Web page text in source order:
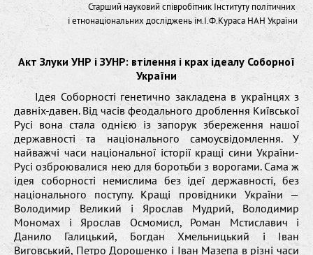
Старший науковий співробітник Інституту політичних
і етнонаціональних досліджень ім.І.Ф.Кураса НАН України
Акт Злуки УНР і ЗУНР: втілення і крах ідеалу Соборної
України
Iдея Соборності генетично закладена в українцях з
давніх-давен. Від часів феодального дроблення Київської
Русі вона стала однією із запорук збереження нашої
державності та національного самоусвідомлення. У
найважчі часи національної історії кращі сини України-
Русі озброювалися нею для боротьби з ворогами. Сама ж
ідея соборності немислима без ідеї державності, без
національного поступу. Кращі провідники України —
Володимир Великий і Ярослав Мудрий, Володимир
Мономах і Ярослав Осмомисл, Роман Мстиславич і
Данило Галицький, Богдан Хмельницький і Іван
Виговський, Петро Дорошенко і Іван Мазепа в різні часи